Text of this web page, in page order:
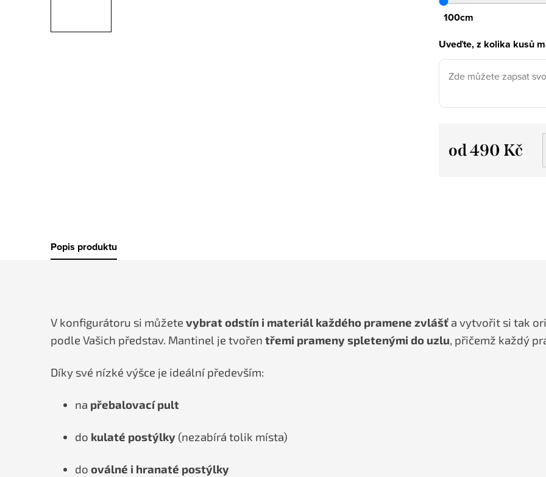
100cm
Uveďte, z kolika kusů
od490 Kč
Popis produktu
V konfigurátoru si můžete vybrat odstín i materiál každého pramene zvlášť a vytvořit si tak
podle Vašich představ. Mantinel je tvořen třemi prameny spletenými do uzlu, přičemž každý
Díky své nízké výšce je ideální především:
na přebalovací pult
do kulaté postýlky (nezabírá tolik místa)
do oválné i hranaté postýlky